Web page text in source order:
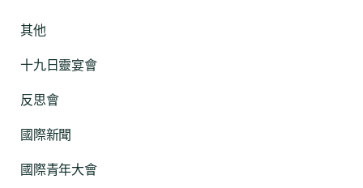
其他
十九日靈宴會
反思會
國際新聞
國際青年大會